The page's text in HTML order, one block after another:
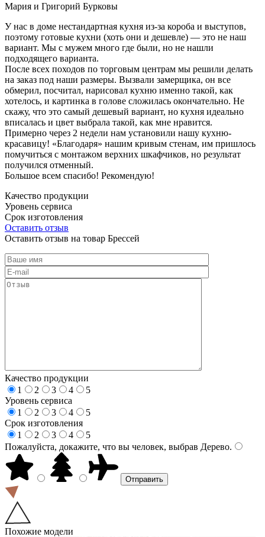
Мария и Григорий Бурковы
У нас в доме нестандартная кухня из-за короба и выступов,
поэтому готовые кухни (хоть они и дешевле) — это не наш
вариант. Мы с мужем много где были, но не нашли
подходящего варианта.
После всех походов по торговым центрам мы решили делать
на заказ под наши размеры. Вызвали замерщика, он все
обмерил, посчитал, нарисовал кухню именно такой, как
хотелось, и картинка в голове сложилась окончательно. Не
скажу, что это самый дешевый вариант, но кухня идеально
вписалась и цвет выбрала такой, как мне нравится.
Примерно через 2 недели нам установили нашу кухню-
красавицу! «Благодаря» нашим кривым стенам, им пришлось
помучиться с монтажом верхних шкафчиков, но результат
получился отменный.
Большое всем спасибо! Рекомендую!
Качество продукции
Уровень сервиса
Срок изготовления
Оставить отзыв
Оставить отзыв на товар Брессей
Качество продукции
1
2 3 4
5
Уровень сервиса
1
2 3 4
5
Срок изготовления
1
2 3 4
5
Пожалуйста, докажите, что вы человек, выбрав Дерево.
Похожие модели